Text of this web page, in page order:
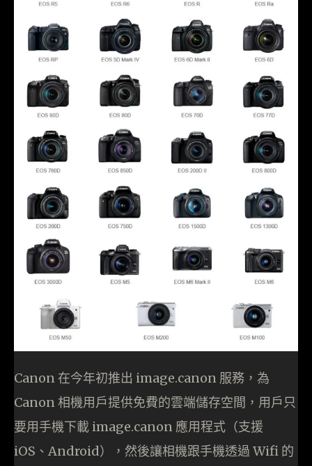
Canon 在今年初推出 image.canon 服務，為
Canon 相機用戶提供免費的雲端儲存空間，用戶只
要用手機下載 image.canon 應用程式（支援
iOS、Android），然後讓相機跟手機透過 Wifi 的